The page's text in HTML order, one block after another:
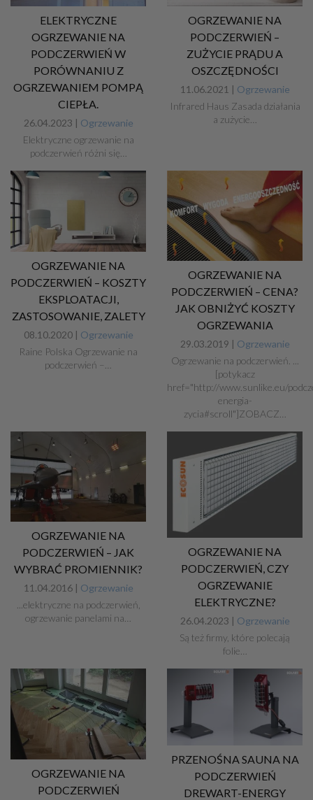
ELEKTRYCZNE
OGRZEWANIE NA
PODCZERWIEŃ W
PORÓWNANIU Z
OGRZEWANIEM POMPĄ
CIEPŁA.
26.04.2023 | Ogrzewanie
Elektryczne ogrzewanie na
podczerwień różni się…
OGRZEWANIE NA
PODCZERWIEŃ –
ZUŻYCIE PRĄDU A
OSZCZĘDNOŚCI
11.06.2021 | Ogrzewanie
Infrared Haus Zasada działania
a zużycie…
OGRZEWANIE NA
PODCZERWIEŃ – KOSZTY
EKSPLOATACJI,
ZASTOSOWANIE, ZALETY
08.10.2020 | Ogrzewanie
Raine Polska Ogrzewanie na
podczerwień –…
OGRZEWANIE NA
PODCZERWIEŃ – CENA?
JAK OBNIŻYĆ KOSZTY
OGRZEWANIA
29.03.2019 | Ogrzewanie
Ogrzewanie na podczerwień. ...
[potykacz
href="http://www.sunlike.eu/
energia-
zycia#scroll"]ZOBACZ…
OGRZEWANIE NA
PODCZERWIEŃ – JAK
WYBRAĆ PROMIENNIK?
11.04.2016 | Ogrzewanie
...elektryczne na podczerwień,
ogrzewanie panelami na…
OGRZEWANIE NA
PODCZERWIEŃ, CZY
OGRZEWANIE
ELEKTRYCZNE?
26.04.2023 | Ogrzewanie
Są też firmy, które polecają
folie…
OGRZEWANIE NA
PODCZERWIEŃ
PRZENOŚNA SAUNA NA
PODCZERWIEŃ
DREWART-ENERGY